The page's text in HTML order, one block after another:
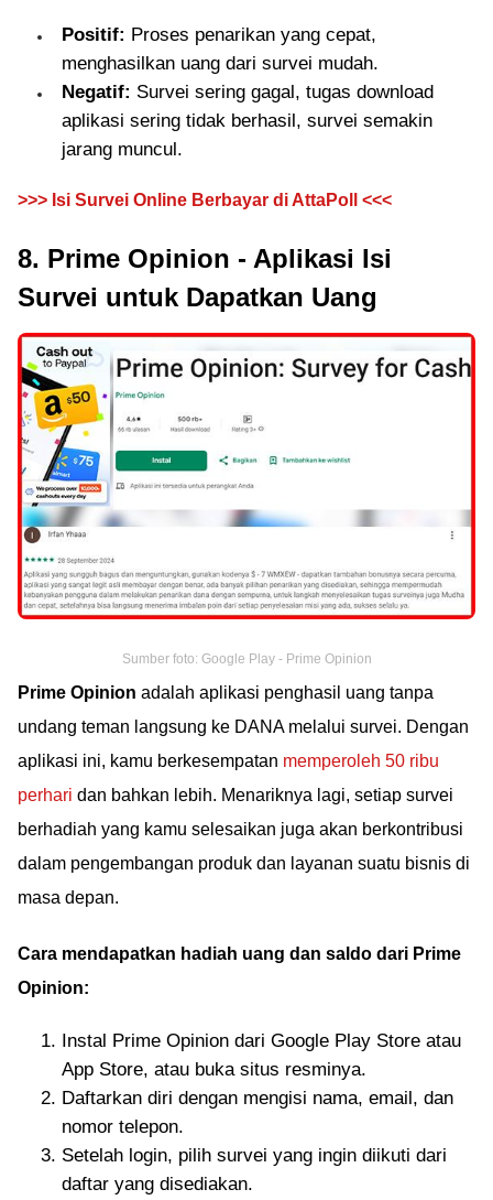
Positif: Proses penarikan yang cepat,
menghasilkan uang dari survei mudah.
Negatif: Survei sering gagal, tugas download
aplikasi sering tidak berhasil, survei semakin
jarang muncul.
>>> Isi Survei Online Berbayar di AttaPoll <<<
8. Prime Opinion - Aplikasi Isi
Survei untuk Dapatkan Uang
Sumber foto: Google Play - Prime Opinion
Prime Opinion adalah aplikasi penghasil uang tanpa
undang teman langsung ke DANA melalui survei. Dengan
aplikasi ini, kamu berkesempatan memperoleh 50 ribu
perhari dan bahkan lebih. Menariknya lagi, setiap survei
berhadiah yang kamu selesaikan juga akan berkontribusi
dalam pengembangan produk dan layanan suatu bisnis di
masa depan.
Cara mendapatkan hadiah uang dan saldo dari Prime
Opinion:
Instal Prime Opinion dari Google Play Store atau
App Store, atau buka situs resminya.
Daftarkan diri dengan mengisi nama, email, dan
nomor telepon.
Setelah login, pilih survei yang ingin diikuti dari
daftar yang disediakan.